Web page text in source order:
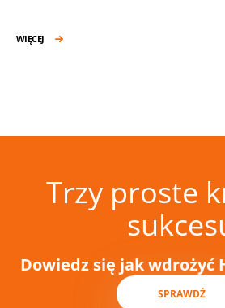
WIĘCEJ
Trzy proste
Dowiedz się jak wdrożyć
SPRAWDŹ